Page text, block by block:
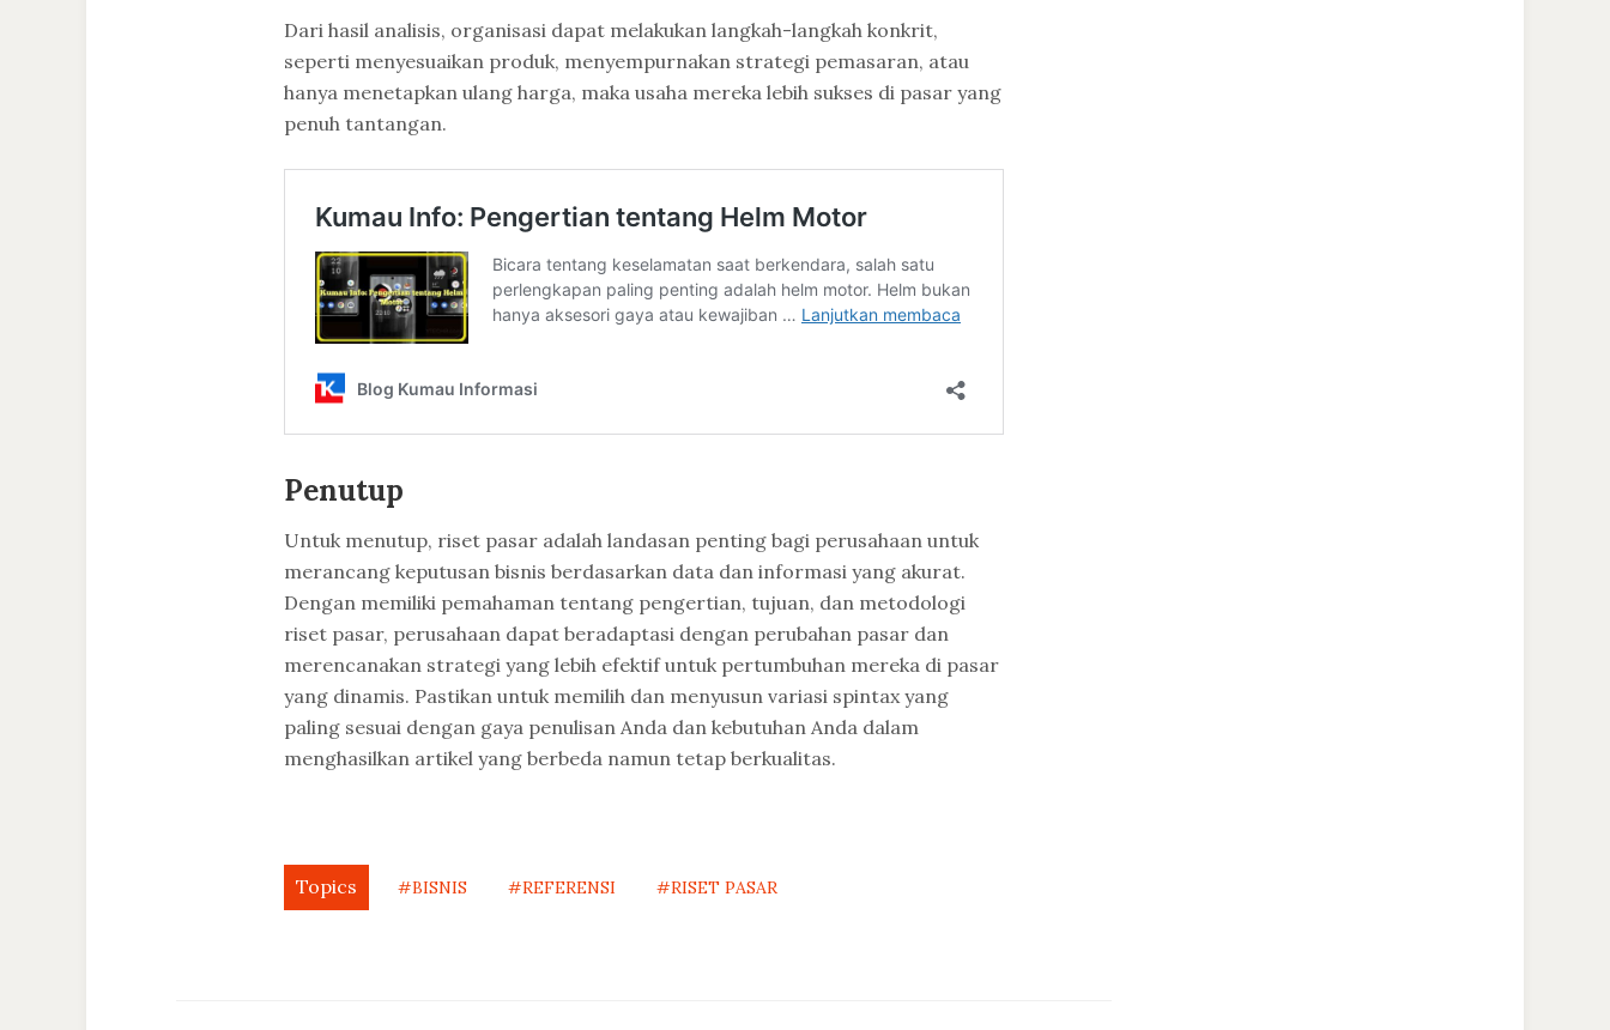
Dari hasil analisis, organisasi dapat melakukan langkah-langkah konkrit,
seperti menyesuaikan produk, menyempurnakan strategi pemasaran, atau
hanya menetapkan ulang harga, maka usaha mereka lebih sukses di pasar yang
penuh tantangan.
Penutup
Untuk menutup, riset pasar adalah landasan penting bagi perusahaan untuk
merancang keputusan bisnis berdasarkan data dan informasi yang akurat.
Dengan memiliki pemahaman tentang pengertian, tujuan, dan metodologi
riset pasar, perusahaan dapat beradaptasi dengan perubahan pasar dan
merencanakan strategi yang lebih efektif untuk pertumbuhan mereka di pasar
yang dinamis. Pastikan untuk memilih dan menyusun variasi spintax yang
paling sesuai dengan gaya penulisan Anda dan kebutuhan Anda dalam
menghasilkan artikel yang berbeda namun tetap berkualitas.
Topics #BISNIS #REFERENSI #RISET PASAR